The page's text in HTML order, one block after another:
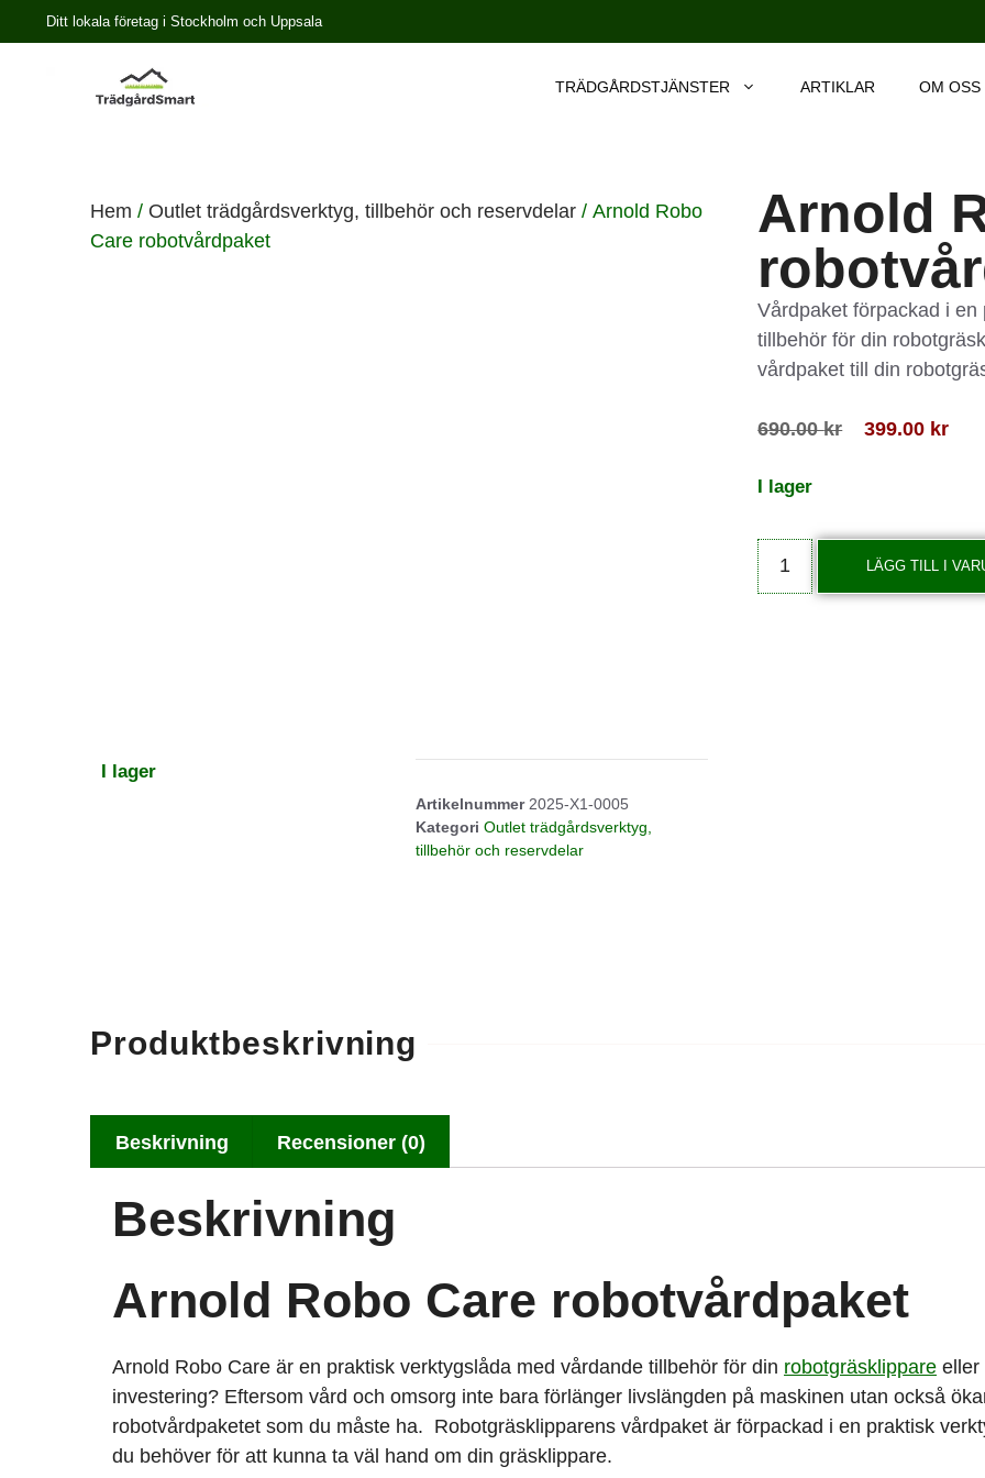
Ditt lokala företag i Stockholm och Uppsala
TRÄDGÅRDSTJÄNSTER ARTIKLAR OM OSS
Hem / Outlet trädgårdsverktyg, tillbehör och reservdelar / Arnold Robo
Care robotvårdpaket
I lager
Artikelnummer2025-X1-0005
Kategori Outlet trädgårdsverktyg,
tillbehör och reservdelar
Arnold
Vårdpaket förpackad i
tillbehör för din
vårdpaket till din
690.00kr 399.00 kr
I lager
LÄGG TILL I
Produktbeskrivning
Beskrivning Recensioner (0)
Beskrivning
Arnold Robo Care robotvårdpaket
Arnold Robo Care är en praktisk verktygslåda med vårdande tillbehör för din robotgräsklippare eller
investering? Eftersom vård och omsorg inte bara förlänger livslängden på maskinen utan också
robotvårdpaketet som du måste ha. Robotgräsklipparens vårdpaket är förpackad i en praktisk
du behöver för att kunna ta väl hand om din gräsklippare.